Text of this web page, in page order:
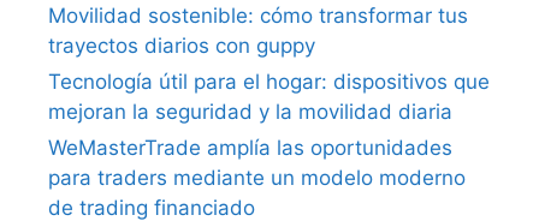
Movilidad sostenible: cómo transformar tus
trayectos diarios con guppy
Tecnología útil para el hogar: dispositivos que
mejoran la seguridad y la movilidad diaria
WeMasterTrade amplía las oportunidades
para traders mediante un modelo moderno
de trading financiado